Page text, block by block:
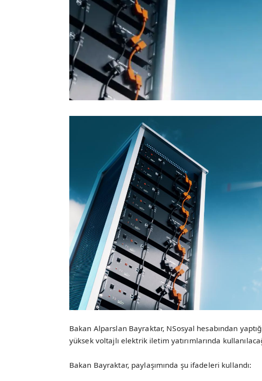
Bakan Alparslan Bayraktar, NSosyal hesabından
yüksek voltajlı elektrik iletim yatırımlarında
Bakan Bayraktar, paylaşımında şu ifadeleri kullandı: